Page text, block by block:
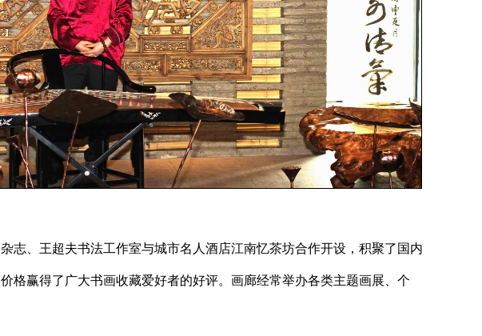
志、王超夫书法工作室与城市名人酒店江南忆茶坊合作开设，积聚了国内
格赢得了广大书画收藏爱好者的好评。画廊经常举办各类主题画展、个